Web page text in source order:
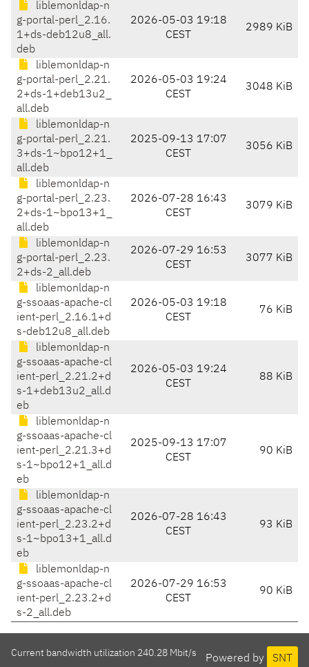
liblemonldap-n
g-portal-perl_2.16.
1+ds-deb12u8_all.
deb
2026-05-03 19:18
CEST
2989 KiB
liblemonldap-n
g-portal-perl_2.21.
2+ds-1+deb13u2_
all.deb
2026-05-03 19:24
CEST
3048 KiB
liblemonldap-n
g-portal-perl_2.21.
3+ds-1~bpo12+1_
all.deb
2025-09-13 17:07
CEST
3056 KiB
liblemonldap-n
g-portal-perl_2.23.
2+ds-1~bpo13+1_
all.deb
2026-07-28 16:43
CEST
3079 KiB
liblemonldap-n
g-portal-perl_2.23.
2+ds-2_all.deb
2026-07-29 16:53
CEST
3077 KiB
liblemonldap-n
g-ssoaas-apache-cl
ient-perl_2.16.1+d
s-deb12u8_all.deb
2026-05-03 19:18
CEST
76 KiB
liblemonldap-n
g-ssoaas-apache-cl
ient-perl_2.21.2+d
s-1+deb13u2_all.d
eb
2026-05-03 19:24
CEST
88 KiB
liblemonldap-n
g-ssoaas-apache-cl
ient-perl_2.21.3+d
s-1~bpo12+1_all.d
eb
2025-09-13 17:07
CEST
90 KiB
liblemonldap-n
g-ssoaas-apache-cl
ient-perl_2.23.2+d
s-1~bpo13+1_all.d
eb
2026-07-28 16:43
CEST
93 KiB
liblemonldap-n
g-ssoaas-apache-cl
ient-perl_2.23.2+d
s-2_all.deb
2026-07-29 16:53
CEST
90 KiB
Powered by SNT
Current bandwidth utilization 240.28 Mbit/s